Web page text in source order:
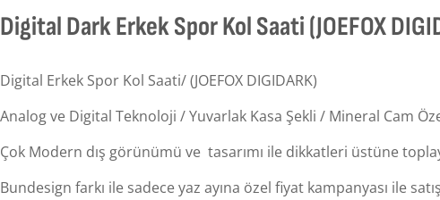
Digital Dark Erkek Spor Kol Saati (JOEFOX
Digital Erkek Spor Kol Saati/ (JOEFOX DIGIDARK)
Analog ve Digital Teknoloji / Yuvarlak Kasa Şekli / Mineral Cam
Çok Modern dış görünümü ve tasarımı ile dikkatleri üstüne
Bundesign farkı ile sadece yaz ayına özel fiyat kampanyası ile